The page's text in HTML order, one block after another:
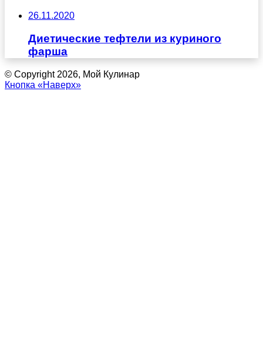
26.11.2020
Диетические тефтели из куриного
фарша
© Copyright 2026, Мой Кулинар
Кнопка «Наверх»